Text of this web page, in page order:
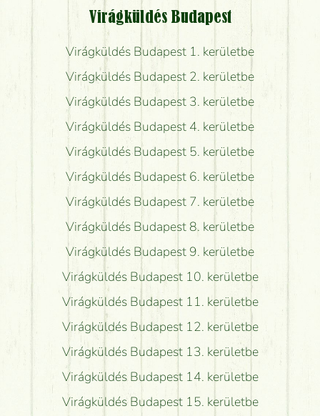
Virágküldés Budapest
Virágküldés Budapest 1. kerületbe
Virágküldés Budapest 2. kerületbe
Virágküldés Budapest 3. kerületbe
Virágküldés Budapest 4. kerületbe
Virágküldés Budapest 5. kerületbe
Virágküldés Budapest 6. kerületbe
Virágküldés Budapest 7. kerületbe
Virágküldés Budapest 8. kerületbe
Virágküldés Budapest 9. kerületbe
Virágküldés Budapest 10. kerületbe
Virágküldés Budapest 11. kerületbe
Virágküldés Budapest 12. kerületbe
Virágküldés Budapest 13. kerületbe
Virágküldés Budapest 14. kerületbe
Virágküldés Budapest 15. kerületbe